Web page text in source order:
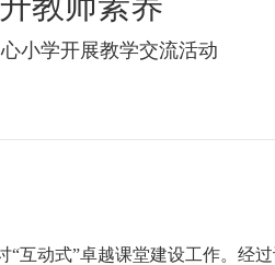
小学开展教学交流活动
互动式”卓越课堂建设工作。经